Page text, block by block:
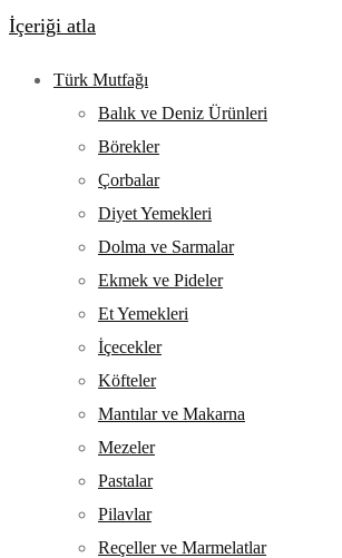
İçeriği atla
Türk Mutfağı
Balık ve Deniz Ürünleri
Börekler
Çorbalar
Diyet Yemekleri
Dolma ve Sarmalar
Ekmek ve Pideler
Et Yemekleri
İçecekler
Köfteler
Mantılar ve Makarna
Mezeler
Pastalar
Pilavlar
Reçeller ve Marmelatlar